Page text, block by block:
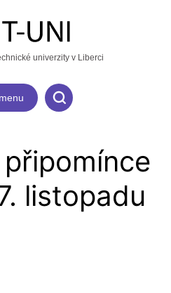
univerzity v Liberci
menu
listopadu